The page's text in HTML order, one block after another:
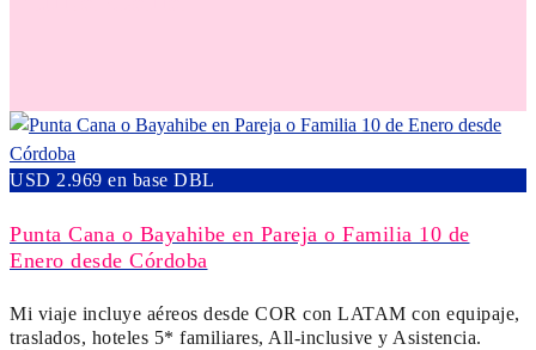
USD 2.969 en base DBL
Punta Cana o Bayahibe en Pareja o Familia 10 de
Enero desde Córdoba
Mi viaje incluye aéreos desde COR con LATAM con equipaje,
traslados, hoteles 5* familiares, All-inclusive y Asistencia.